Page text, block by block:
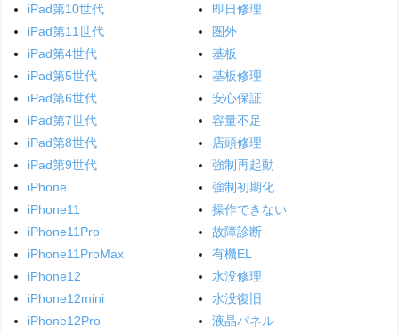
iPad第10世代
iPad第11世代
iPad第4世代
iPad第5世代
iPad第6世代
iPad第7世代
iPad第8世代
iPad第9世代
iPhone
iPhone11
iPhone11Pro
iPhone11ProMax
iPhone12
iPhone12mini
iPhone12Pro
即日修理
圏外
基板
基板修理
安心保証
容量不足
店頭修理
強制再起動
強制初期化
操作できない
故障診断
有機EL
水没修理
水没復旧
液晶パネル